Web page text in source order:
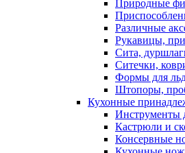
Природные
Различные
Рукавицы,
Сита,
Ситечки,
Формы для
Штопоры,
Кухонные
Инструменты
Кастрюли и
Консервные